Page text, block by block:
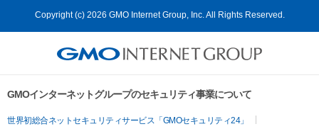
Copyright (c) 2026 GMO Internet Group, Inc. All Rights Reserved.
GMOインターネットグループのセキュリティ事業について
世界初総合ネットセキュリティサービス「GMOセキュリティ24」